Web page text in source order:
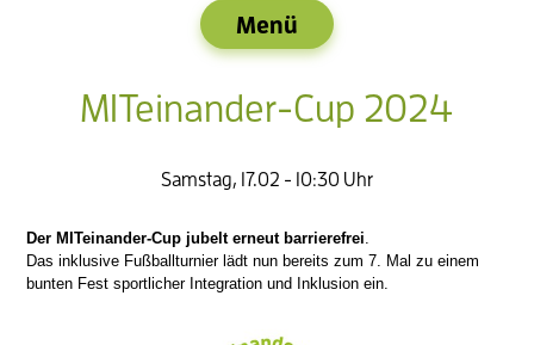
Menü
MITeinander-Cup 2024
Samstag, 17.02 - 10:30 Uhr
Der MITeinander-Cup jubelt erneut barrierefrei.
Das inklusive Fußballturnier lädt nun bereits zum 7. Mal zu einem
bunten Fest sportlicher Integration und Inklusion ein.